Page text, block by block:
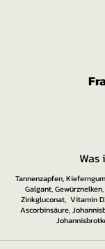
Was
Tannenzapfen,
Galgant,
Zinkgluconat, Vitamin
Ascorbinsäure,